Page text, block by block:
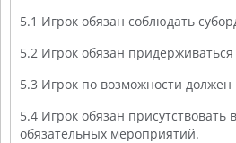
5.1 Игрок обязан соблюдать
5.2 Игрок обязан
5.3 Игрок по возможности
5.4 Игрок обязан присутствовать
обязательных мероприятий.